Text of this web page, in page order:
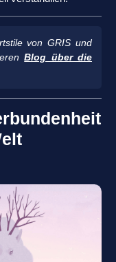
vonGRISund
Blog über die